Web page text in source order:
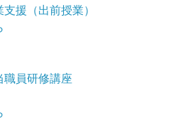
援（出前授業）
職員研修講座